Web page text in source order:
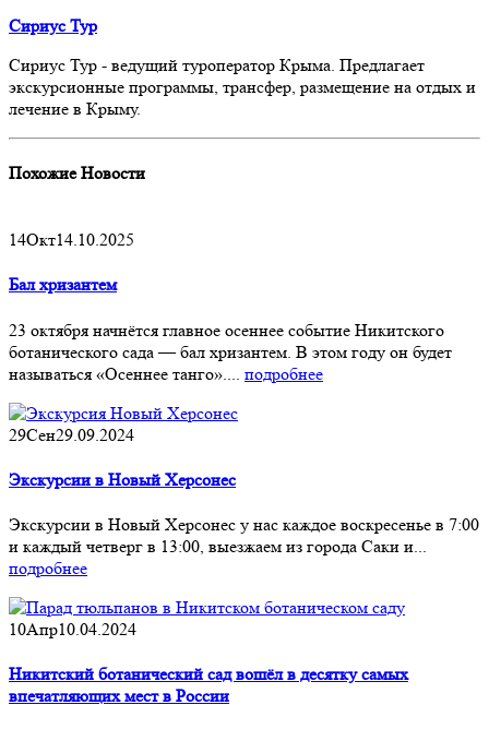
Сириус Тур
Сириус Тур - ведущий туроператор Крыма. Предлагает
экскурсионные программы, трансфер, размещение на отдых и
лечение в Крыму.
ПохожиеНовости
14Окт14.10.2025
Бал хризантем
23 октября начнётся главное осеннее событие Никитского
ботанического сада — бал хризантем. В этом году он будет
называться «Осеннее танго».... подробнее
29Сен29.09.2024
Экскурсии в Новый Херсонес
Экскурсии в Новый Херсонес у нас каждое воскресенье в 7:00
и каждый четверг в 13:00, выезжаем из города Саки и...
подробнее
10Апр10.04.2024
Никитский ботанический сад вошёл в десятку самых
впечатляющих мест в России